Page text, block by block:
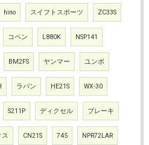
hino スイフトスポーツ ZC33S
コペン L880K NSP141
BM2FS ヤンマー ユンボ
ラパン HE21S WX-30
S211P ディクセル ブレーキ
ス CN21S 745 NPR72LAR